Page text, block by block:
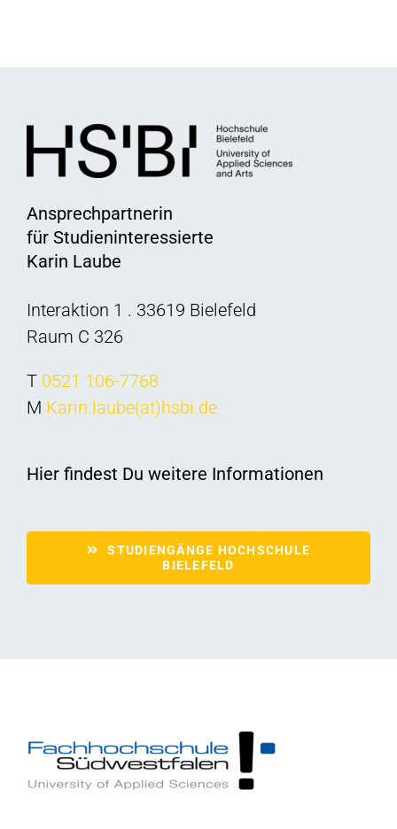
Ansprechpartnerin
für Studieninteressierte
Karin Laube
Interaktion 1 . 33619 Bielefeld
Raum C 326
T 0521 106-7768
M Karin.laube(at)hsbi.de
Hier findest Du weitere Informationen
STUDIENGÄNGE HOCHSCHULE
BIELEFELD